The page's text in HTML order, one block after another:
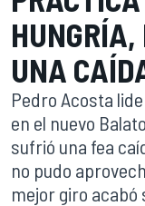
UNA
Pedro Acosta
en el nuevo
sufrió una fea
no pudo
mejor giro acabó